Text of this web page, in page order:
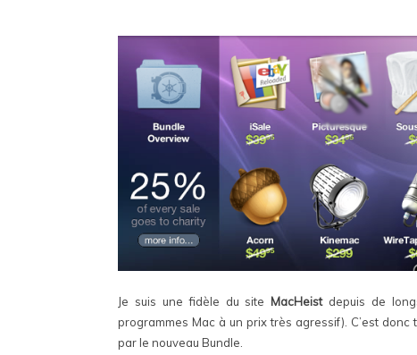
Je suis une fidèle du site MacHeistdepuis de
programmes Mac à un prix très agressif). C’est
par le nouveau Bundle.